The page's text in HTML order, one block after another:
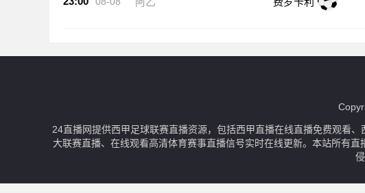
24直播网提供西甲足球联赛直播资源，包括西甲直播在线直播免费观看
大联赛直播、在线观看高清体育赛事直播信号实时在线更新。本站所有